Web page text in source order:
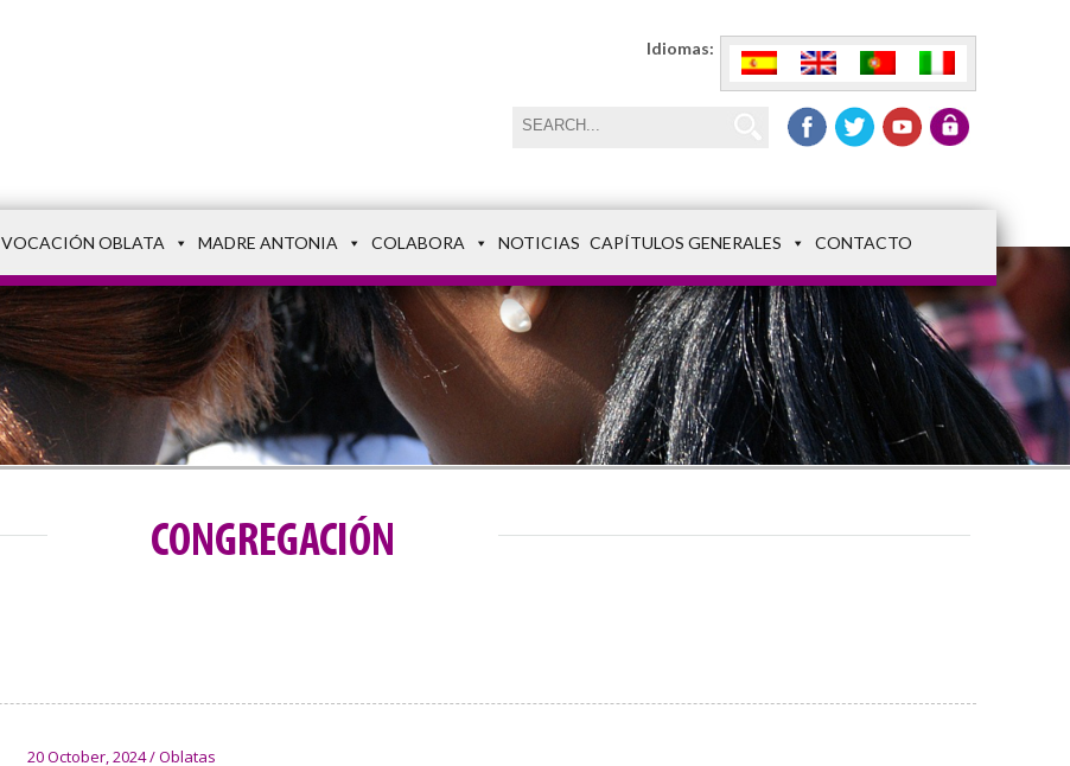
Idiomas:
VOCACIÓN OBLATA MADRE ANTONIA COLABORA NOTICIAS CAPÍTULOS GENERALES CONTACTO
CONGREGACIÓN
20 October, 2024 / Oblatas